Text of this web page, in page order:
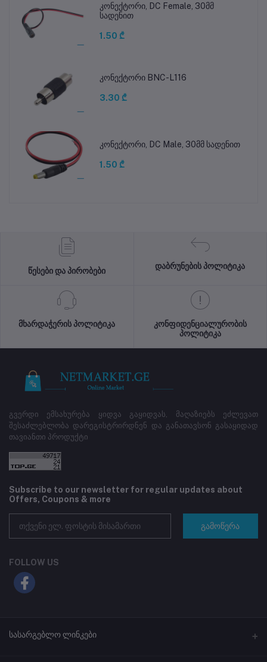
კონექტორი, DC Female, 30მმ
სადენით
1.50 ₾
კონექტორი BNC-L116
3.30 ₾
კონექტორი, DC Male, 30მმ სადენით
1.50 ₾
წესები და პირობები
დაბრუნების პოლიტიკა
მხარდაჭერის პოლიტიკა
კონფიდენციალურობის
პოლიტიკა
გვერდი ემსახურება ყიდვა გაყიდვას, მაღაზიებს ეძლევათ
შესაძლებლობა დარეგისტრირდნენ და განათავსონ გასაყიდად
თავიანთი პროდუქტი
Subscribe to our newsletter for regular updates about
Offers, Coupons & more
გამოწერა
FOLLOW US
სასარგებლო ლინკები